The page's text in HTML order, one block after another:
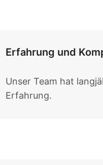
Erfahrung und
Unser Team hat
Erfahrung.